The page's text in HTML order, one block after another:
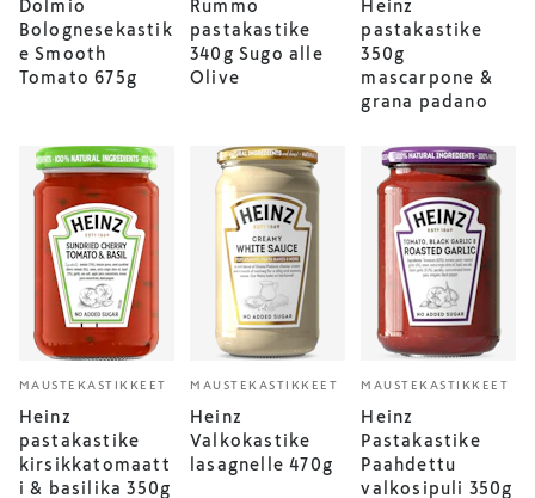
Dolmio
Bolognesekastik
e Smooth
Tomato 675g
Rummo
pastakastike
340g Sugo alle
Olive
Heinz
pastakastike
350g
mascarpone &
grana padano
MAUSTEKASTIKKEET
Heinz
pastakastike
kirsikkatomaatt
i & basilika 350g
MAUSTEKASTIKKEET
Heinz
Valkokastike
lasagnelle 470g
MAUSTEKASTIKKEET
Heinz
Pastakastike
Paahdettu
valkosipuli 350g